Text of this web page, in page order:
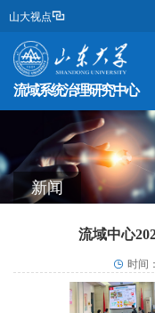
山大视点
流域系统治理研究中心
新闻
流域中心
时间